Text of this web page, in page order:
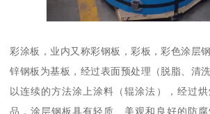
彩涂板，业内又称彩钢板，彩板，彩色涂层
锌钢板为基板，经过表面预处理（脱脂、清
以连续的方法涂上涂料（辊涂法），经过
品，涂层钢板具有轻质、美观和良好的防